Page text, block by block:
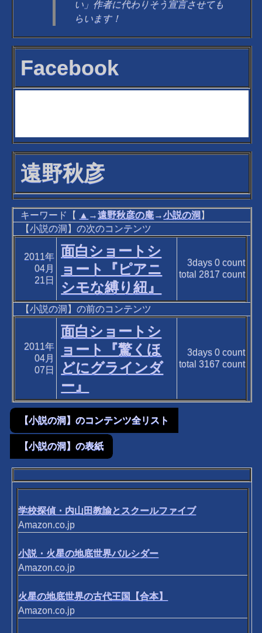
い」作者に代わりそう宣言させても
らいます！
Facebook
遠野秋彦
キーワード【 ▲ →遠野秋彦の庵→小説の洞 】
【小説の洞】の次のコンテンツ
2011年
04月
21日
面白ショートシ
ョート『ピアニ
シモな縛り紐』
3days 0count
total 2817 count
【小説の洞】の前のコンテンツ
2011年
04月
07日
面白ショートシ
ョート『驚くほ
どにグラインダ
ー』
3days 0count
total 3167 count
【小説の洞】のコンテンツ全リスト
【小説の洞】の表紙
学校探偵・内山田教諭とスクールファイブ
Amazon.co.jp
小説・火星の地底世界バルシダー
Amazon.co.jp
火星の地底世界の古代王国【合本】
Amazon.co.jp